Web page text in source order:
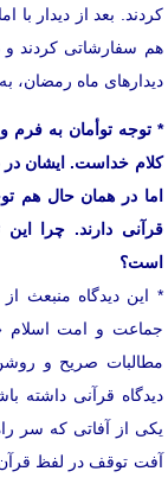
کردند. بعد از دیدار
هم سفارشاتی کردند و
دیدارهای ماه رمضان،
* توجه توأمان به فرم
کلام خداست. ایشان در
اما در همان حال هم
قرآنی دارند. چرا
است؟
* این دیدگاه منبعث
جماعت و امت اسلام
مطالبات صریح و
دیدگاه قرآنی داشته
یکی از آفاتی که سر
آفت توقف در لفظ